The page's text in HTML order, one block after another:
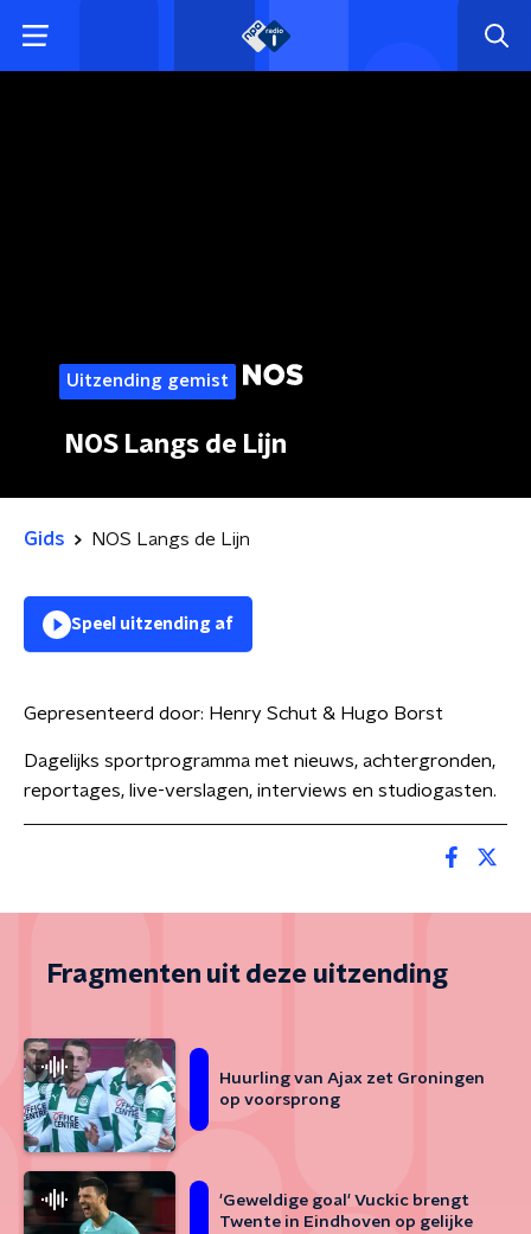
Uitzending gemist
NOS Langs de Lijn
Gids NOS Langs de Lijn
Speel uitzending af
Gepresenteerd door: Henry Schut & Hugo Borst
Dagelijks sportprogramma met nieuws, achtergronden,
reportages, live-verslagen, interviews en studiogasten.
Fragmenten uit deze uitzending
Huurling van Ajax zet Groningen
op voorsprong
'Geweldige goal' Vuckic brengt
Twente in Eindhoven op gelijke